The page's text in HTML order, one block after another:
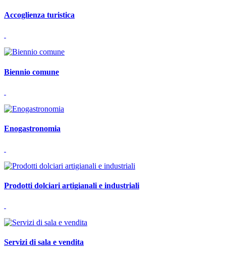
Accoglienza turistica
Biennio comune
Enogastronomia
Prodotti dolciari artigianali e industriali
Servizi di sala e vendita